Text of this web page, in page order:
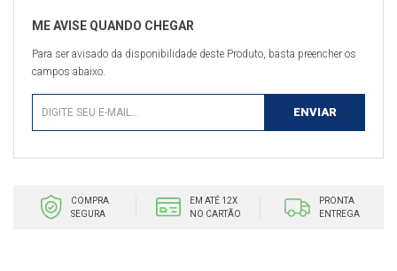
Para ser avisado da disponibilidade deste Produto, basta preencher os
campos abaixo.
COMPRA
SEGURA
EM ATÉ 12X
NO CARTÃO
PRONTA
ENTREGA